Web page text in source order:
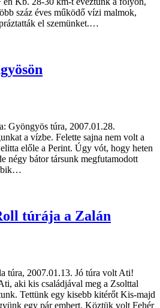
száz éves működő vízi malmok,
el szemünket.…
Gyöngyös túra, 2007.01.28.
a vízbe. Felette sajna nem volt a
előle a Perint. Úgy vót, hogy heten
négy bátor társunk megfutamodott
túrája a Zalán
túra, 2007.01.13. Jó túra volt Ati!
aki kis családjával meg a Zsolttal
Tettünk egy kisebb kitérőt Kis-majd
egy pár embert. Köztük volt Fehér